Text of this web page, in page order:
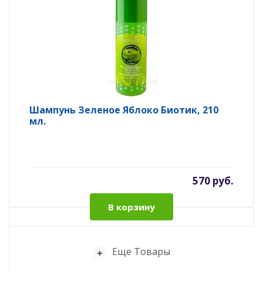
Шампунь Зеленое Яблоко Биотик, 210
мл.
570 руб.
В корзину
Еще Товары